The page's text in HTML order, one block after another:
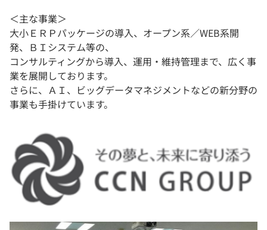
＜主な事業＞
大小ＥＲＰパッケージの導入、オープン系／WEB系開
発、ＢＩシステム等の、
コンサルティングから導入、運用・維持管理まで、広く事
業を展開しております。
さらに、ＡＩ、ビッグデータマネジメントなどの新分野の
事業も手掛けています。